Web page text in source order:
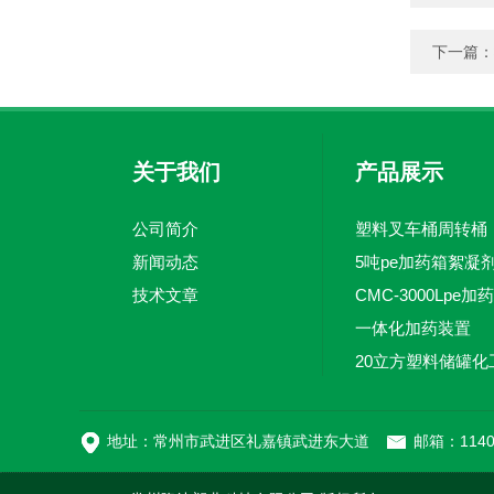
下一篇：
关于我们
公司简介
新闻动态
技术文章
产品展示
塑料叉车桶周转桶
一体化加药装置
地址：常州市武进区礼嘉镇武进东大道 邮箱：